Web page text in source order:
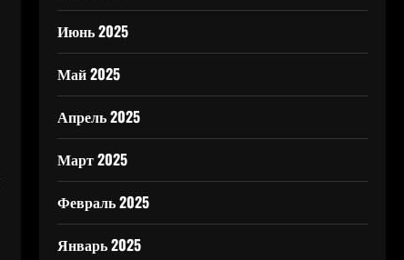
Июнь 2025
Май 2025
Апрель 2025
Март 2025
Февраль 2025
Январь 2025